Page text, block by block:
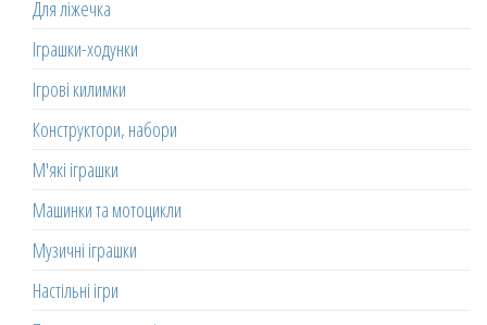
Для ліжечка
Іграшки-ходунки
Ігрові килимки
Конструктори, набори
М'які іграшки
Машинки та мотоцикли
Музичні іграшки
Настільні ігри